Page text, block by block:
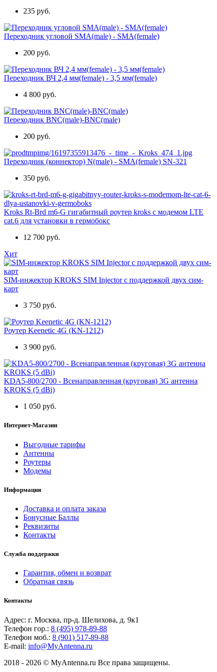
235 руб.
Переходник угловой SMA(male) - SMA(female)
200 руб.
Переходник ВЧ 2,4 мм(female) - 3,5 мм(female)
4 800 руб.
Переходник BNC(male)-BNC(male)
200 руб.
Переходник (коннектор) N(male) - SMA(female) SN-321
350 руб.
Kroks Rt-Brd m6-G гигабитный роутер kroks с модемом LTE
cat.6 для установки в гермобокс
12 700 руб.
Хит
SIM-инжектор KROKS SIM Injector с поддержкой двух сим-
карт
3 750 руб.
Роутер Keenetic 4G (KN-1212)
3 900 руб.
KDA5-800/2700 - Всенаправленная (круговая) 3G антенна
KROKS (5 dBi)
1 050 руб.
Интернет-Магазин
Выгодные тарифы
Антенны
Роутеры
Модемы
Информация
Доставка и оплата заказа
Бонусные Баллы
Реквизиты
Контакты
Служба поддержки
Гарантия, обмен и возврат
Обратная связь
Контакты
Адрес: г. Москва, пр-д. Шелихова, д. 9к1
Телефон гор.: 8 (495) 978-89-88
Телефон моб.: 8 (901) 517-89-88
E-mail: info@MyAntenna.ru
2018 - 2026 © MyAntenna.ru Все права защищены.